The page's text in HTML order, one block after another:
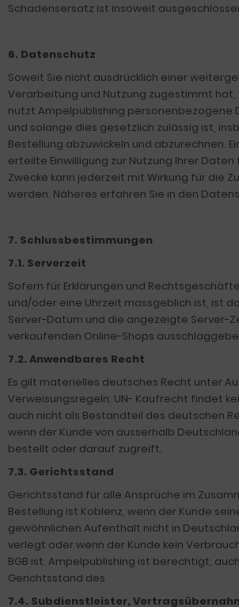
Schadensersatz ist insoweit
6. Datenschutz
Soweit Sie nicht ausdrücklich einer
Verarbeitung und Nutzung zugestimmt
nutzt Ampelpublishing personenbezogene
und solange dies gesetzlich zulässig ist,
Bestellung abzuwickeln und abzurechnen.
erteilte Einwilligung zur Nutzung Ihrer
Zwecke kann jederzeit mit Wirkung für die
werden. Näheres erfahren Sie in den
7. Schlussbestimmungen
7.1. Serverzeit
Sofern für Erklärungen und
und/oder eine Uhrzeit massgeblich ist, ist
Server-Datum und die angezeigte Server-
verkaufenden Online-Shops
7.2. Anwendbares Recht
Es gilt materielles deutsches Recht unter
Verweisungsregeln. UN- Kaufrecht findet
auch nicht als Bestandteil des deutschen
wenn der Kunde von ausserhalb
bestellt oder darauf zugreift.
7.3. Gerichtsstand
Gerichtsstand für alle Ansprüche im
Bestellung ist Koblenz, wenn der Kunde
gewöhnlichen Aufenthalt nicht in
verlegt oder wenn der Kunde kein
BGB ist. Ampelpublishing ist berechtigt,
Gerichtsstand des
7.4. Subdienstleister,